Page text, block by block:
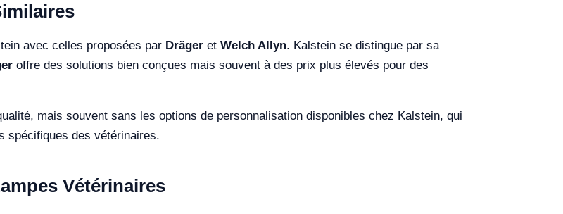
avec celles proposées par Dräger et Welch Allyn. Kalstein se distingue par sa
offre des solutions bien conçues mais souvent à des prix plus élevés pour des
mais souvent sans les options de personnalisation disponibles chez Kalstein, qui
spécifiques des vétérinaires.
Vétérinaires